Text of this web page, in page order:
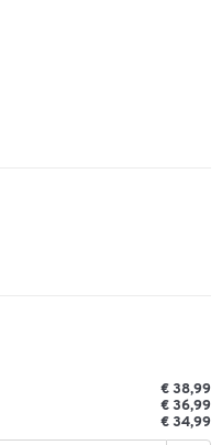
€ 38,99
€ 36,99
€ 34,99